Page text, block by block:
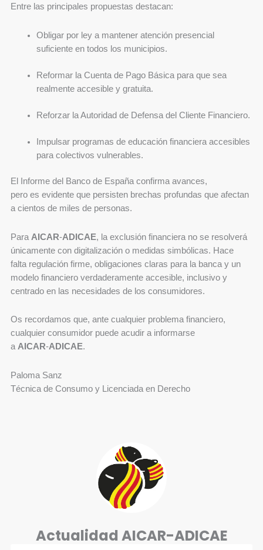
Entre las principales propuestas destacan:
Obligar por ley a mantener atención presencial
suficiente en todos los municipios.
Reformar la Cuenta de Pago Básica para que sea
realmente accesible y gratuita.
Reforzar la Autoridad de Defensa del Cliente Financiero.
Impulsar programas de educación financiera accesibles
para colectivos vulnerables.
El Informe del Banco de España confirma avances,
pero es evidente que persisten brechas profundas que afectan
a cientos de miles de personas.
Para AICAR‑ADICAE, la exclusión financiera no se resolverá
únicamente con digitalización o medidas simbólicas. Hace
falta regulación firme, obligaciones claras para la banca y un
modelo financiero verdaderamente accesible, inclusivo y
centrado en las necesidades de los consumidores.
Os recordamos que, ante cualquier problema financiero,
cualquier consumidor puede acudir a informarse
aAICAR‑ADICAE.
Paloma Sanz
Técnica de Consumo y Licenciada en Derecho
Actualidad AICAR-ADICAE